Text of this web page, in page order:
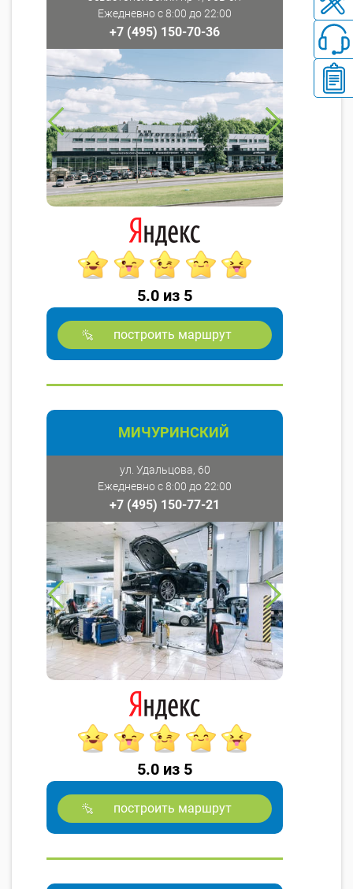
Ежедневно с 8:00 до 22:00
+7 (495) 150-70-36
5.0 из 5
построить маршрут
МИЧУРИНСКИЙ
ул. Удальцова, 60
Ежедневно с 8:00 до 22:00
+7 (495) 150-77-21
5.0 из 5
построить маршрут